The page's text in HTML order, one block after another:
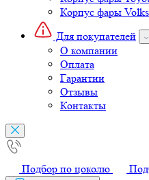
Для покупателей
О компании
Оплата
Гарантии
Отзывы
Контакты
Подбор по цоколю
Войти в кабинет